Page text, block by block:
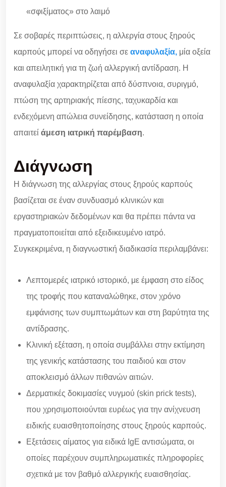
«σφιξίματος» στο λαιμό
Σε σοβαρές περιπτώσεις, η αλλεργία στους ξηρούς
καρπούς μπορεί να οδηγήσει σε αναφυλαξία, μία οξεία
και απειλητική για τη ζωή αλλεργική αντίδραση. Η
αναφυλαξία χαρακτηρίζεται από δύσπνοια, συριγμό,
πτώση της αρτηριακής πίεσης, ταχυκαρδία και
ενδεχόμενη απώλεια συνείδησης, κατάσταση η οποία
απαιτεί άμεση ιατρική παρέμβαση.
Διάγνωση
Η διάγνωση της αλλεργίας στους ξηρούς καρπούς
βασίζεται σε έναν συνδυασμό κλινικών και
εργαστηριακών δεδομένων και θα πρέπει πάντα να
πραγματοποιείται από εξειδικευμένο ιατρό.
Συγκεκριμένα, η διαγνωστική διαδικασία περιλαμβάνει:
Λεπτομερές ιατρικό ιστορικό, με έμφαση στο είδος
της τροφής που καταναλώθηκε, στον χρόνο
εμφάνισης των συμπτωμάτων και στη βαρύτητα της
αντίδρασης.
Κλινική εξέταση, η οποία συμβάλλει στην εκτίμηση
της γενικής κατάστασης του παιδιού και στον
αποκλεισμό άλλων πιθανών αιτιών.
Δερματικές δοκιμασίες νυγμού (skin prick tests),
που χρησιμοποιούνται ευρέως για την ανίχνευση
ειδικής ευαισθητοποίησης στους ξηρούς καρπούς.
Εξετάσεις αίματος για ειδικά IgE αντισώματα, οι
οποίες παρέχουν συμπληρωματικές πληροφορίες
σχετικά με τον βαθμό αλλεργικής ευαισθησίας.